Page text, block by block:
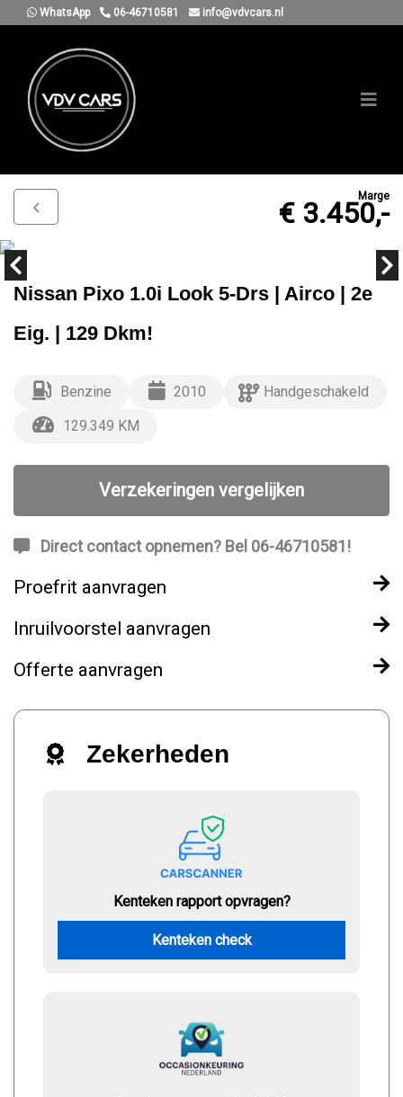
WhatsApp 06-46710581 info@vdvcars.nl
Marge
€ 3.450,-
Nissan Pixo 1.0i Look 5-Drs | Airco | 2e
Eig. | 129 Dkm!
Benzine 2010
Handgeschakeld
129.349 KM
Verzekeringen vergelijken
Direct contact opnemen? Bel 06-46710581!
Proefrit aanvragen
Inruilvoorstel aanvragen
Offerte aanvragen
Zekerheden
Kenteken rapport opvragen?
Kenteken check